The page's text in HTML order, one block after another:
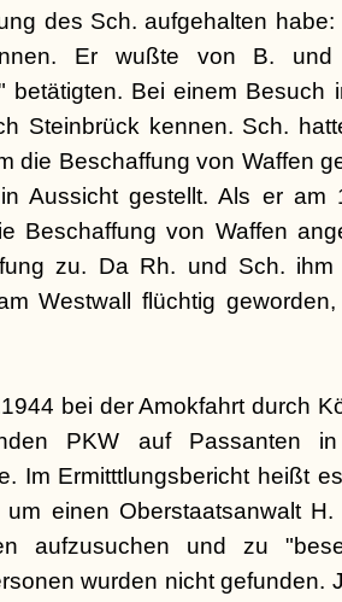
des Sch. aufgehalten
Er wußte von B.
betätigten. Bei einem Besuch
Steinbrück kennen. Sch.
die Beschaffung von Waffen
Aussicht gestellt. Als er am
Beschaffung von Waffen
zu. Da Rh. und Sch.
Westwall flüchtig
bei der Amokfahrt durch
PKW auf Passanten in
Im Ermitttlungsbericht heißt
um einen Oberstaatsanwalt
aufzusuchen und zu
wurden nicht gefunden.